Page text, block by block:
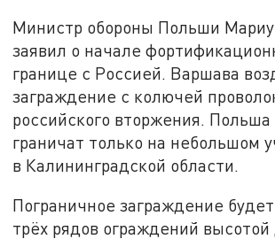
Министр обороны Польши
заявил о начале
границе с Россией. Варшава
заграждение с колючей
российского вторжения. Польша
граничат только на небольшом
в Калининградской области.
Пограничное заграждение
трёх рядов ограждений высотой